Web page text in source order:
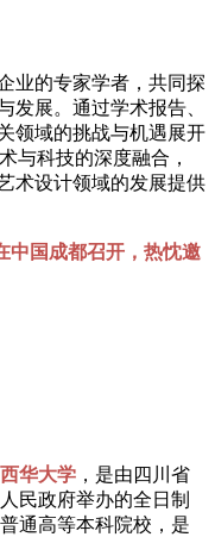
业的专家学者，共同探
发展。通过学术报告、
领域的挑战与机遇展开
与科技的深度融合，
术设计领域的发展提供
中国成都召开，热忱邀
西华大学 ，是由四川省
人民政府举办的全日制
普通高等本科院校，是